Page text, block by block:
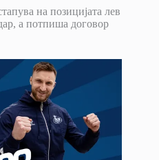
на позицијата лев
а потпиша договор